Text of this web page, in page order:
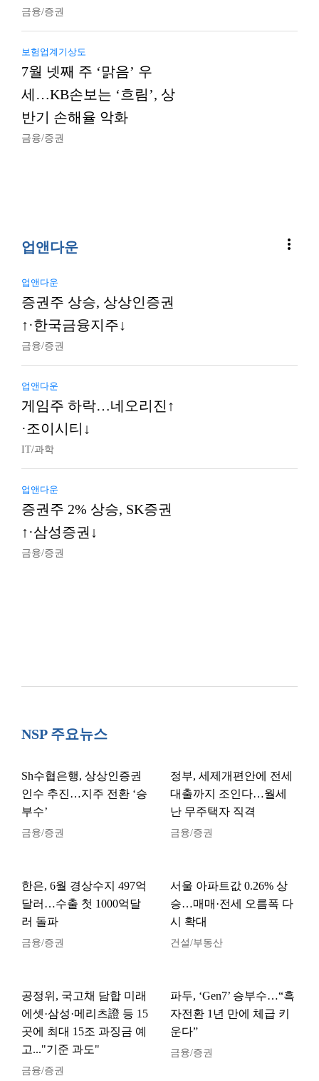
금융/증권
보험업계기상도
7월 넷째 주 ‘맑음’ 우
세…KB손보는 ‘흐림’, 상
반기 손해율 악화
금융/증권
업앤다운 more_vert
업앤다운
증권주 상승, 상상인증권
↑·한국금융지주↓
금융/증권
업앤다운
게임주 하락…네오리진↑
·조이시티↓
IT/과학
업앤다운
증권주 2% 상승, SK증권
↑·삼성증권↓
금융/증권
NSP 주요뉴스
Sh수협은행, 상상인증권
인수 추진…지주 전환 ‘승
부수’
금융/증권
정부, 세제개편안에 전세
대출까지 조인다…월세
난 무주택자 직격
금융/증권
한은, 6월 경상수지 497억
달러…수출 첫 1000억달
러 돌파
금융/증권
서울 아파트값 0.26% 상
승…매매·전세 오름폭 다
시 확대
건설/부동산
공정위, 국고채 담합 미래
에셋·삼성·메리츠證 등 15
곳에 최대 15조 과징금 예
고..."기준 과도"
금융/증권
파두, ‘Gen7’ 승부수…“흑
자전환 1년 만에 체급 키
운다”
금융/증권